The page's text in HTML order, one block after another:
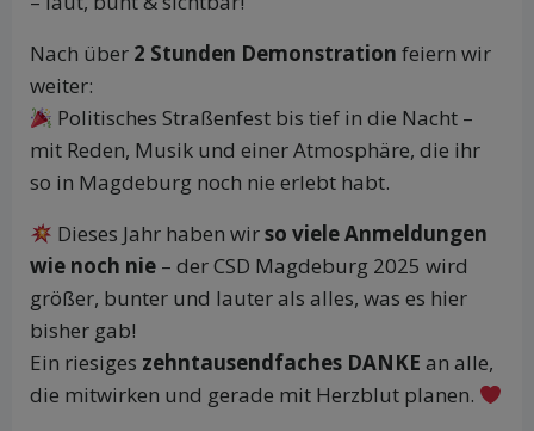
Nach über 2 Stunden Demonstration feiern wir
weiter:
Politisches Straßenfest bis tief in die Nacht –
mit Reden, Musik und einer Atmosphäre, die ihr
so in Magdeburg noch nie erlebt habt.
Dieses Jahr haben wirso viele Anmeldungen
wie noch nie – der CSD Magdeburg 2025 wird
größer, bunter und lauter als alles, was es hier
bisher gab!
Ein riesiges zehntausendfaches DANKE an alle,
die mitwirken und gerade mit Herzblut planen.